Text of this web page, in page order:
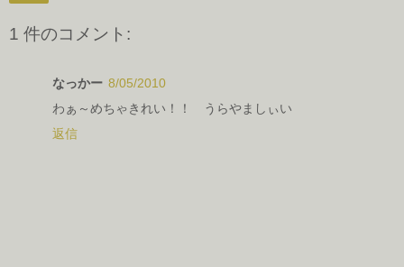
1 件のコメント:
なっかー 8/05/2010
わぁ～めちゃきれい！！ うらやましぃい
返信